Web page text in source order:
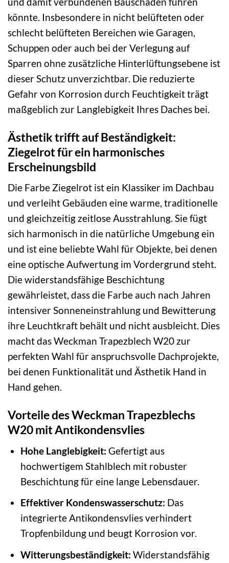
könnte. Insbesondere in nicht belüfteten oder
schlecht belüfteten Bereichen wie Garagen,
Schuppen oder auch bei der Verlegung auf
Sparren ohne zusätzliche Hinterlüftungsebene ist
dieser Schutz unverzichtbar. Die reduzierte
Gefahr von Korrosion durch Feuchtigkeit trägt
maßgeblich zur Langlebigkeit Ihres Daches bei.
Ästhetik trifft auf Beständigkeit:
Ziegelrot für ein harmonisches
Erscheinungsbild
Die Farbe Ziegelrot ist ein Klassiker im Dachbau
und verleiht Gebäuden eine warme, traditionelle
und gleichzeitig zeitlose Ausstrahlung. Sie fügt
sich harmonisch in die natürliche Umgebung ein
und ist eine beliebte Wahl für Objekte, bei denen
eine optische Aufwertung im Vordergrund steht.
Die widerstandsfähige Beschichtung
gewährleistet, dass die Farbe auch nach Jahren
intensiver Sonneneinstrahlung und Bewitterung
ihre Leuchtkraft behält und nicht ausbleicht. Dies
macht das Weckman Trapezblech W20 zur
perfekten Wahl für anspruchsvolle Dachprojekte,
bei denen Funktionalität und Ästhetik Hand in
Hand gehen.
Vorteile des Weckman Trapezblechs
W20 mit Antikondensvlies
Hohe Langlebigkeit: Gefertigt aus
hochwertigem Stahlblech mit robuster
Beschichtung für eine lange Lebensdauer.
Effektiver Kondenswasserschutz: Das
integrierte Antikondensvlies verhindert
Tropfenbildung und beugt Korrosion vor.
Witterungsbeständigkeit: Widerstandsfähig